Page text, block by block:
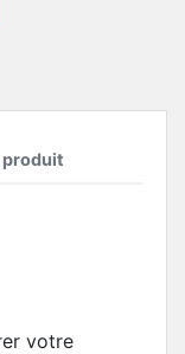
produit
votre